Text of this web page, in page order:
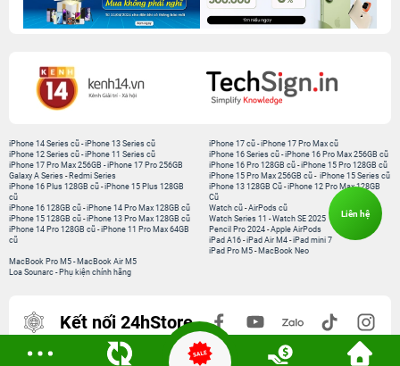
iPhone 14 Series cũ -iPhone 13 Series cũ
iPhone 12 Series cũ -iPhone 11 Series cũ
iPhone 17 Pro Max 256GB -iPhone 17 Pro 256GB
Galaxy A Series - Redmi Series
iPhone 17 cũ -iPhone 17 Pro Max cũ
iPhone 16 Series cũ - iPhone 16 Pro Max 256GB cũ
iPhone 16 Pro 128GB cũ -iPhone 15 Pro 128GB cũ
iPhone 15 Pro Max 256GB cũ - iPhone 15 Series cũ
iPhone 16 Plus 128GB cũ -iPhone 15 Plus 128GB
cũ
iPhone 16 128GB cũ -iPhone 14 Pro Max 128GB cũ
iPhone 15 128GB cũ -iPhone 13 Pro Max 128GB cũ
iPhone 14 Pro 128GB cũ -iPhone 11 Pro Max 64GB
cũ
iPhone 13 128GB Cũ -iPhone 12 Pro Max 128GB
Cũ
Watch cũ -AirPods cũ
Watch Series 11 -Watch SE 2025
Pencil Pro 2024 -Apple AirPods
iPad A16 -iPad Air M4 -iPad mini 7
iPad Pro M5 - MacBook Neo
MacBook Pro M5 - MacBook Air M5
Loa Sounarc - Phụ kiện chính hãng
Kết nối 24hStore
Liên hệ